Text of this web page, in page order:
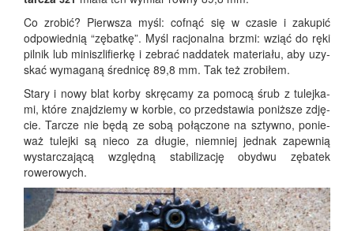
Co zro­bić? Pierw­sza myśl: cof­nąć się w cza­sie i zaku­pić
odpo­wied­nią “zębat­kę”. Myśl racjo­nal­na brzmi: wziąć do ręki
pil­nik lub minisz­li­fier­kę i zebrać nad­da­tek mate­ria­łu, aby uzy­
skać wyma­ga­ną śred­ni­cę 89,8 mm. Tak też zrobiłem.
Sta­ry i nowy blat kor­by skrę­ca­my za pomo­cą śrub z tulej­ka­
mi, któ­re znaj­dzie­my w kor­bie, co przed­sta­wia poniż­sze zdję­
cie. Tar­cze nie będą ze sobą połą­czo­ne na sztyw­no, ponie­
waż tulej­ki są nie­co za dłu­gie, nie­mniej jed­nak zapew­nią
wystar­cza­ją­cą względ­ną sta­bi­li­za­cję oby­dwu zęba­tek
rowerowych.